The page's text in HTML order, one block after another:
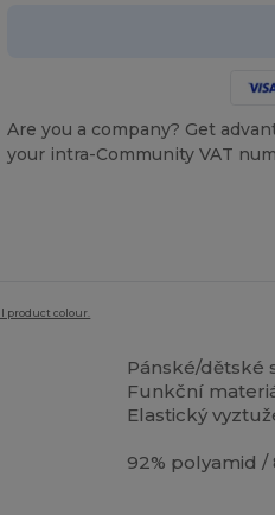
Are you a company? Get
your intra-Community VAT
product colour.
Pánské/dětské
Funkční
Elastický
92% polyamid /